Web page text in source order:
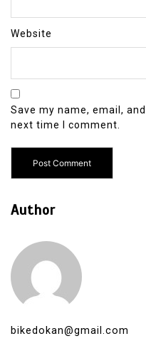
Website
Save my name, email,
next time I comment.
Author
bikedokan@gmail.com